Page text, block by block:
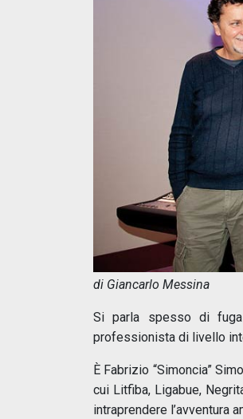
di Giancarlo Messina
Si parla spesso di
professionista di livello
È Fabrizio “Simoncia”
cui Litfiba, Ligabue,
intraprendere l’avventura